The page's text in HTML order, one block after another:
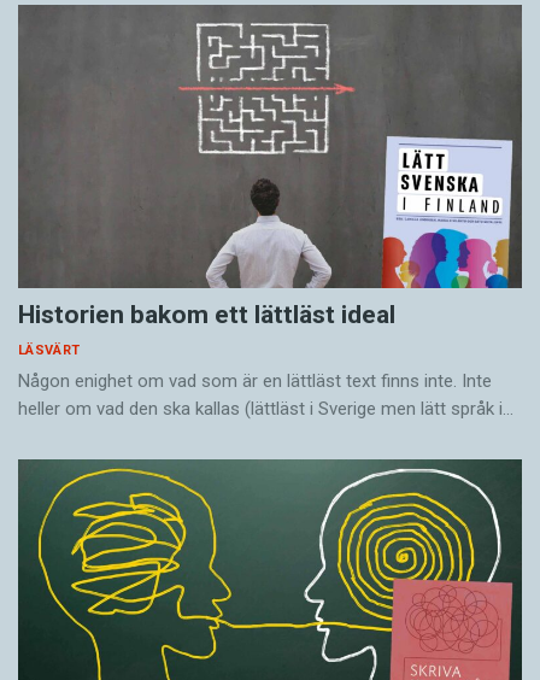
Historien bakom ett lättläst ideal
LÄSVÄRT
Någon enighet om vad som är en lättläst text finns inte. Inte
heller om vad den ska kallas (lättläst i Sverige men lätt språk i…